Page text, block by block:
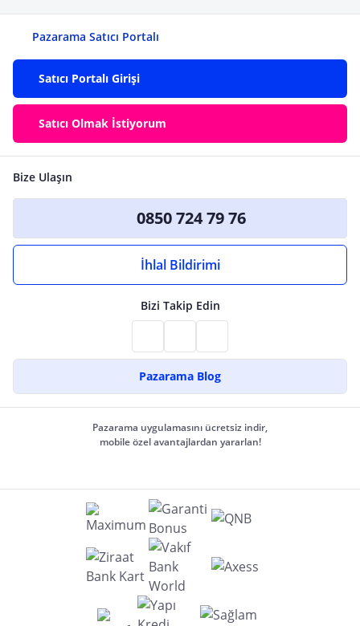
Pazarama Satıcı Portalı
Satıcı Portalı Girişi
Satıcı Olmak İstiyorum
Bize Ulaşın
0850 724 79 76
İhlal Bildirimi
Bizi Takip Edin
Pazarama Blog
Pazarama uygulamasını ücretsiz indir,
mobile özel avantajlardan yararlan!